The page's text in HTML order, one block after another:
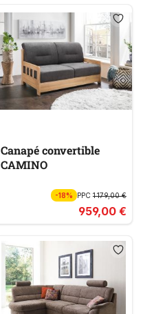
Canapé convertible
CAMINO
-18% PPC1 179,00 €
959,00 €